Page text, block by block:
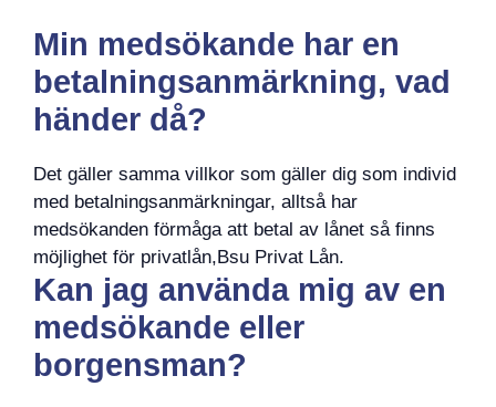
Min medsökande har en
betalningsanmärkning, vad
händer då?
Det gäller samma villkor som gäller dig som individ
med betalningsanmärkningar, alltså har
medsökanden förmåga att betal av lånet så finns
möjlighet för privatlån,Bsu Privat Lån.
Kan jag använda mig av en
medsökande eller
borgensman?